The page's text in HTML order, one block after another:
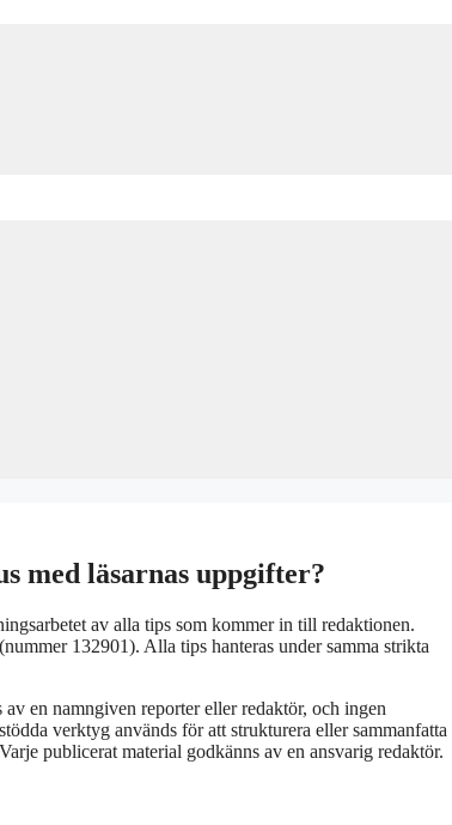
med läsarnas uppgifter?
av alla tips som kommer in till redaktionen.
132901). Alla tips hanteras under samma strikta
en namngiven reporter eller redaktör, och ingen
verktyg används för att strukturera eller sammanfatta
publicerat material godkänns av en ansvarig redaktör.